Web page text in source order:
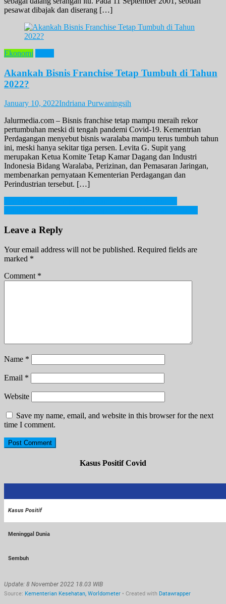
pesawat dibajak dan diserang […]
Ekonomi
Akankah Bisnis Franchise Tetap Tumbuh di Tahun
2022?
January 10, 2022Indriana Purwaningsih
Jalurmedia.com – Bisnis franchise tetap mampu meraih rekor
pertumbuhan meski di tengah pandemi Covid-19. Kementrian
Perdagangan menyebut bisnis waralaba mampu terus tumbuh tahun
ini, meski hanya sekitar tiga persen. Levita G. Supit yang
merupakan Ketua Komite Tetap Kamar Dagang dan Industri
Indonesia Bidang Waralaba, Perizinan, dan Pemasaran Jaringan,
membenarkan pernyataan Kementerian Perdagangan dan
Perindustrian tersebut. […]
Post
navigation
Leave a Reply
Your email address will not be published. Required fields are
marked *
Comment *
Name *
Email *
Website
Save my name, email, and website in this browser for the next
time I comment.
Kasus Positif Covid